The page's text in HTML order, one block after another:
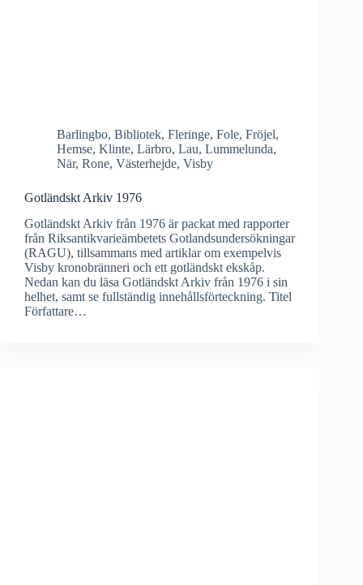
Barlingbo, Bibliotek, Fleringe, Fole, Fröjel,
Hemse, Klinte, Lärbro, Lau, Lummelunda,
När, Rone, Västerhejde, Visby
Gotländskt Arkiv 1976
Gotländskt Arkiv från 1976 är packat med rapporter
från Riksantikvarieämbetets Gotlandsundersökningar
(RAGU), tillsammans med artiklar om exempelvis
Visby kronobränneri och ett gotländskt ekskåp.
Nedan kan du läsa Gotländskt Arkiv från 1976 i sin
helhet, samt se fullständig innehållsförteckning. Titel
Författare…